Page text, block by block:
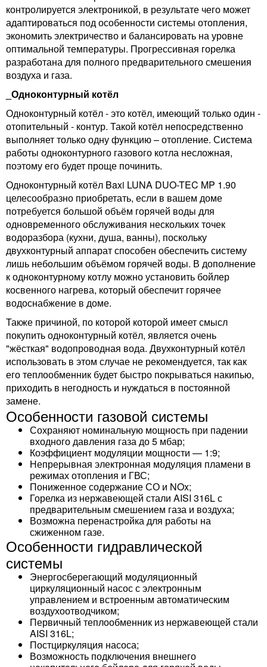
контролируется электроникой, в результате чего может
адаптироваться под особенности системы отопления,
экономить электричество и балансировать на уровне
оптимальной температуры. Прогрессивная горелка
разработана для полного предварительного смешения
воздуха и газа.
_Одноконтурный котёл
Одноконтурный котёл - это котёл, имеющий только один -
отопительный - контур. Такой котёл непосредственно
выполняет только одну функцию – отопление. Система
работы одноконтурного газового котла несложная,
поэтому его будет проще починить.
Одноконтурный котёл Baxi LUNA DUO-TEC MP 1.90
целесообразно приобретать, если в вашем доме
потребуется большой объём горячей воды для
одновременного обслуживания нескольких точек
водоразбора (кухни, душа, ванны), поскольку
двухконтурный аппарат способен обеспечить систему
лишь небольшим объёмом горячей воды. В дополнение
к одноконтурному котлу можно установить бойлер
косвенного нагрева, который обеспечит горячее
водоснабжение в доме.
Также причиной, по которой которой имеет смысл
покупить одноконтурный котёл, является очень
"жёсткая" водопроводная вода. Двухконтурный котёл
использовать в этом случае не рекомендуется, так как
его теплообменник будет быстро покрываться накипью,
приходить в негодность и нуждаться в постоянной
замене.
Особенности газовой системы
Сохраняют номинальную мощность при падении
входного давления газа до 5 мбар;
Коэффициент модуляции мощности — 1:9;
Непрерывная электронная модуляция пламени в
режимах отопления и ГВС;
Пониженное содержание СО и NOx;
Горелка из нержавеющей стали AISI 316L с
предварительным смешением газа и воздуха;
Возможна перенастройка для работы на
сжиженном газе.
Особенности гидравлической
системы
Энергосберегающий модуляционный
циркуляционный насос с электронным
управлением и встроенным автоматическим
воздухоотводчиком;
Первичный теплообменник из нержавеющей стали
AISI 316L;
Постциркуляция насоса;
Возможность подключения внешнего